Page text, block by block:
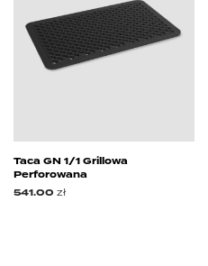
Taca GN 1/1 Grillowa
Perforowana
541.00 zł